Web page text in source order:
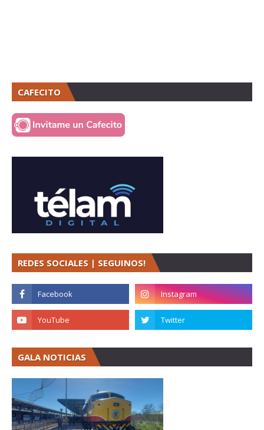
CAFECITO
REDES SOCIALES | SEGUINOS!
GALA NOTICIAS